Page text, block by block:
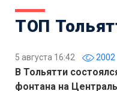
ТОП
5 августа 16:42 2002
В Тольятти
фонтана на